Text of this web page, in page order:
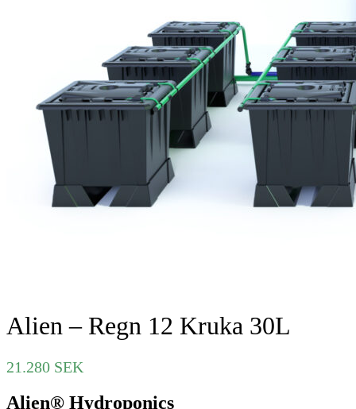
Alien – Regn 12 Kruka 30L
21.280 SEK
Alien® Hydroponics